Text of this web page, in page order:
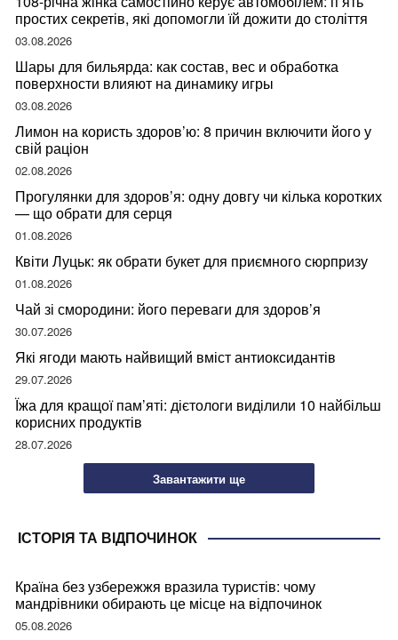
простих секретів, які допомогли їй дожити до століття
03.08.2026
Шары для бильярда: как состав, вес и обработка
поверхности влияют на динамику игры
03.08.2026
Лимон на користь здоров’ю: 8 причин включити його у
свій раціон
02.08.2026
Прогулянки для здоров’я: одну довгу чи кілька коротких
— що обрати для серця
01.08.2026
Квіти Луцьк: як обрати букет для приємного сюрпризу
01.08.2026
Чай зі смородини: його переваги для здоров’я
30.07.2026
Які ягоди мають найвищий вміст антиоксидантів
29.07.2026
Їжа для кращої пам’яті: дієтологи виділили 10 найбільш
корисних продуктів
28.07.2026
Завантажити ще
ІСТОРІЯ ТА ВІДПОЧИНОК
Країна без узбережжя вразила туристів: чому
мандрівники обирають це місце на відпочинок
05.08.2026